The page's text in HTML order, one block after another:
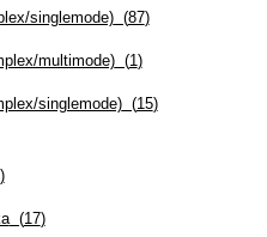
singlemode)(87)
multimode)(1)
singlemode)(15)
)
(17)